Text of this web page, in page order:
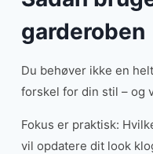
garderoben
Du behøver ikke en
forskel for din stil – og
Fokus er praktisk:
vil opdatere dit look